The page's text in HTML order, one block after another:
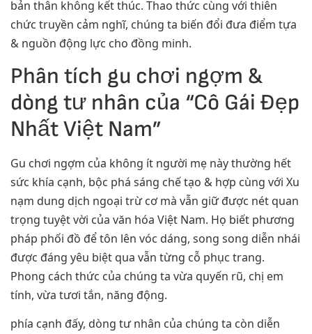
bản thân không kết thúc. Thao thức cùng với thiên
chức truyền cảm nghĩ, chúng ta biến đổi đưa điểm tựa
& nguồn động lực cho đồng minh.
Phân tích gu chơi ngợm &
dòng tư nhân của “Cô Gái Đẹp
Nhất Việt Nam”
Gu chơi ngợm của không ít người mẹ này thường hết
sức khía cạnh, bộc phá sáng chế tạo & hợp cùng với Xu
nạm dung dịch ngoại trừ cơ mà vẫn giữ được nét quan
trọng tuyệt vời của văn hóa Việt Nam. Họ biết phương
pháp phối đồ để tôn lên vóc dáng, song song diễn nhái
được đáng yêu biệt qua vẫn từng cỗ phục trang.
Phong cách thức của chúng ta vừa quyến rũ, chị em
tính, vừa tươi tắn, năng động.
phía cạnh đấy, dòng tư nhân của chúng ta còn diễn